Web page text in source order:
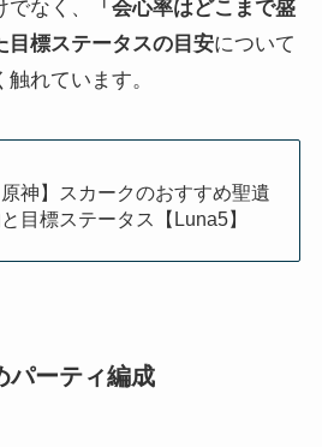
なく、
「会心率はどこまで盛
目標ステータスの目安について
れています。
原神】スカークのおすすめ聖遺
目標ステータス【Luna5】
パーティ編成